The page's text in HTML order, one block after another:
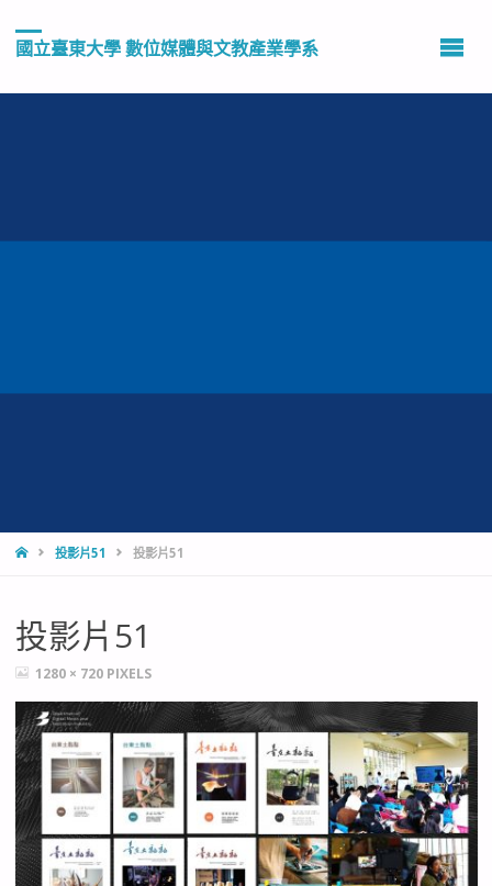
國立臺東大學 數位媒體與文教產業學系
HOME投影片51 投影片51
投影片51
FULL1280 × 720 PIXELS